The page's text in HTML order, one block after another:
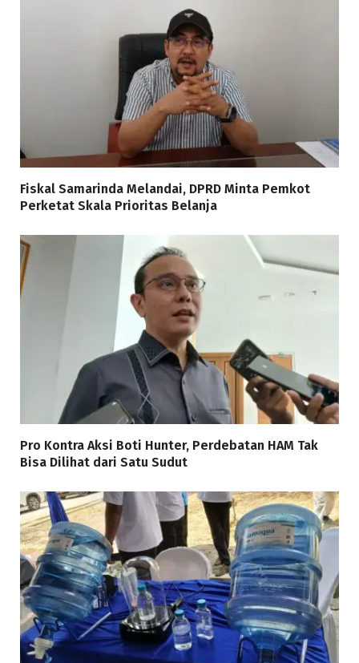
Fiskal Samarinda Melandai, DPRD Minta Pemkot
Perketat Skala Prioritas Belanja
Pro Kontra Aksi Boti Hunter, Perdebatan HAM Tak
Bisa Dilihat dari Satu Sudut